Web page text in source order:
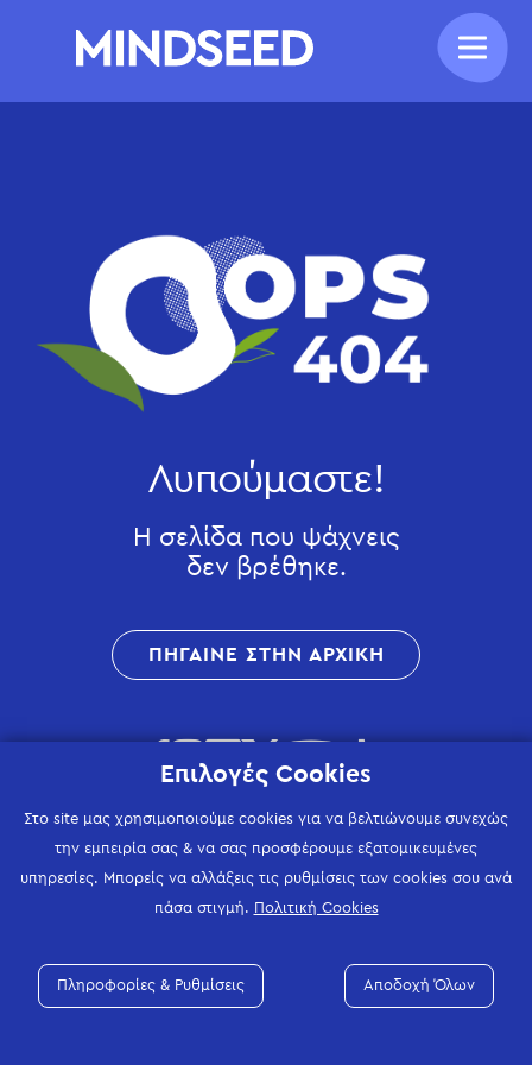
Λυπούμαστε!
Η σελίδα που ψάχνεις
δεν βρέθηκε.
ΠΗΓΑΙΝΕ ΣΤΗΝ ΑΡΧΙΚΗ
Επιλογές Cookies
Στο site μας χρησιμοποιούμε cookies για να βελτιώνουμε συνεχώς
την εμπειρία σας & να σας προσφέρουμε εξατομικευμένες
υπηρεσίες. Μπορείς να αλλάξεις τις ρυθμίσεις των cookies σου ανά
πάσα στιγμή. Πολιτική Cookies
Πληροφορίες & Ρυθμίσεις Αποδοχή Όλων